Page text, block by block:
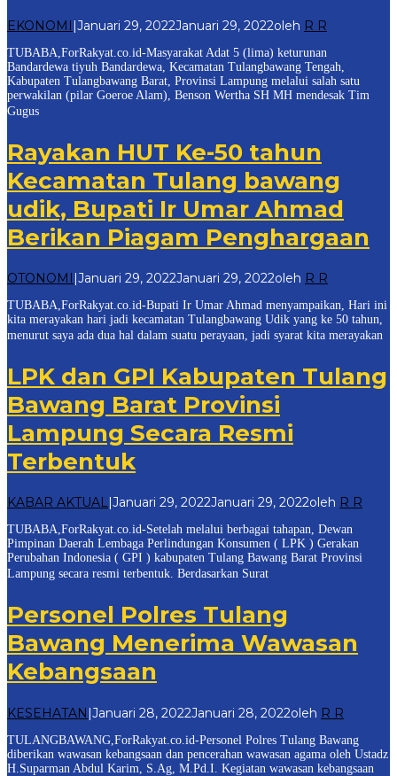
EKONOMI |Januari 29, 2022Januari 29, 2022oleh R R
TUBABA,ForRakyat.co.id-Masyarakat Adat 5 (lima) keturunan
Bandardewa tiyuh Bandardewa, Kecamatan Tulangbawang Tengah,
Kabupaten Tulangbawang Barat, Provinsi Lampung melalui salah satu
perwakilan (pilar Goeroe Alam), Benson Wertha SH MH mendesak Tim
Gugus
Rayakan HUT Ke-50 tahun
Kecamatan Tulang bawang
udik, Bupati Ir Umar Ahmad
Berikan Piagam Penghargaan
OTONOMI |Januari 29, 2022Januari 29, 2022oleh R R
TUBABA,ForRakyat.co.id-Bupati Ir Umar Ahmad menyampaikan, Hari ini
kita merayakan hari jadi kecamatan Tulangbawang Udik yang ke 50 tahun,
menurut saya ada dua hal dalam suatu perayaan, jadi syarat kita merayakan
LPK dan GPI Kabupaten Tulang
Bawang Barat Provinsi
Lampung Secara Resmi
Terbentuk
KABAR AKTUAL Januari 29, 2022Januari 29, 2022oleh R R
TUBABA,ForRakyat.co.id-Setelah melalui berbagai tahapan, Dewan
Pimpinan Daerah Lembaga Perlindungan Konsumen ( LPK ) Gerakan
Perubahan Indonesia ( GPI ) kabupaten Tulang Bawang Barat Provinsi
Lampung secara resmi terbentuk. Berdasarkan Surat
Personel Polres Tulang
Bawang Menerima Wawasan
Kebangsaan
KESEHATAN |Januari 28, 2022Januari 28, 2022oleh R R
TULANGBAWANG,ForRakyat.co.id-Personel Polres Tulang Bawang
diberikan wawasan kebangsaan dan pencerahan wawasan agama oleh Ustadz
H.Suparman Abdul Karim, S.Ag, M.Pd.I. Kegiatan wawasan kebangsaan